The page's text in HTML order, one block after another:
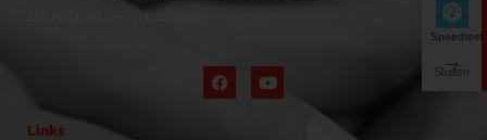
bluetooth-speakers
Links
Speedtest